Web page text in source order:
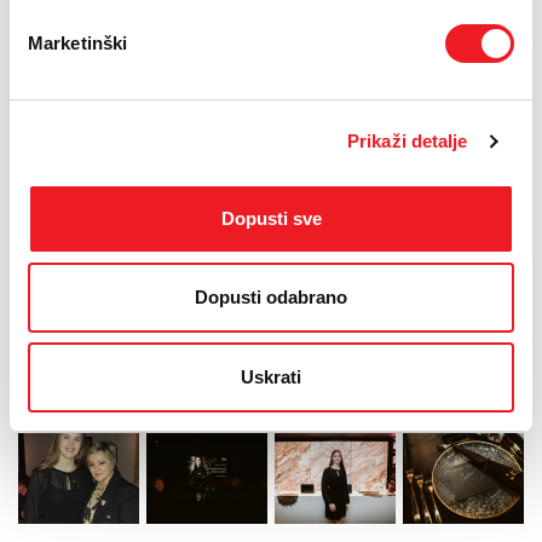
Marketinški
Prikaži detalje
Dopusti sve
Dopusti odabrano
Uskrati
investing, Gastro Pub Gonzales i njihov kuhar Denis Ivanišević,
Inova Decor, Klasični Trio, Fortuna Trade Tours, Formatico, Direkt.
od nečega do čega mi je stalo nikada nije opcija. Uvijek ću dati sve
svjetlu”, rekla je Lana Pudar.
“Bila nam je čast prirediti ovu gala večeru u čast Lane Pudar. Njezin
trud i odlučnost nadahnjuju nas sve i moramo je podržati na
talenata i važnosti podržavanja naše mladeži u njihovoj potrazi za
Grupe, dodavši kako je M.T. Abraham Group predana davanju
potpore mladim, talentiranim sportašima u njihovoj potrazi za